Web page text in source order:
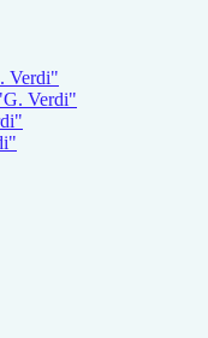
Verdi"
Verdi"